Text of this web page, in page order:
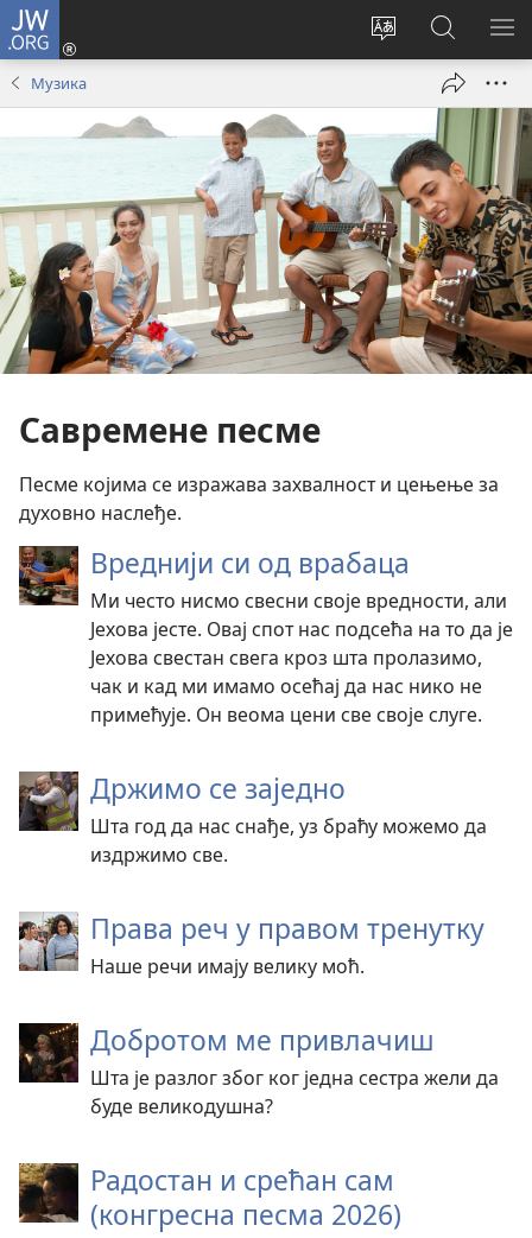
JW.ORG
Промени
Пријава
(отвара
Претрага
сајта
JW.ORG
Музика
Савремене песме
Песме којима се изражава захвалност и цењење за
духовно наслеђе.
Вреднији си од врабаца
Ми често нисмо свесни своје вредности, али
Јехова јесте. Овај спот нас подсећа на то да је
Јехова свестан свега кроз шта пролазимо,
чак и кад ми имамо осећај да нас нико не
примећује. Он веома цени све своје слуге.
Држимо се заједно
Шта год да нас снађе, уз браћу можемо да
издржимо све.
Права реч у правом тренутку
Наше речи имају велику моћ.
Добротом ме привлачиш
Шта је разлог због ког једна сестра жели да
буде великодушна?
Радостан и срећан сам
(конгресна песма 2026)